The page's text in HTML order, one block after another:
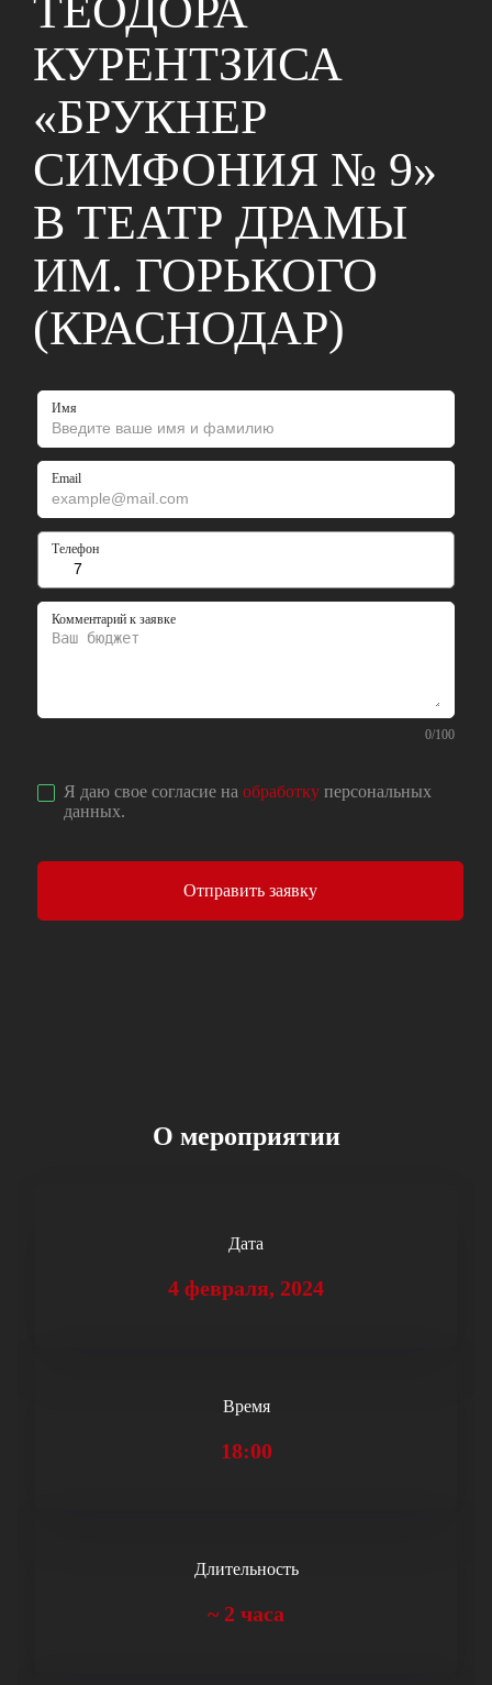
ТЕОДОРА
КУРЕНТЗИСА
«БРУКНЕР
СИМФОНИЯ № 9»
В ТЕАТР ДРАМЫ
ИМ. ГОРЬКОГО
(КРАСНОДАР)
Имя
Email
Телефон
Комментарий к заявке
0/100
Я даю свое согласие на обработку персональных
данных.
Отправить заявку
О мероприятии
Дата
4 февраля, 2024
Время
18:00
Длительность
~ 2 часа